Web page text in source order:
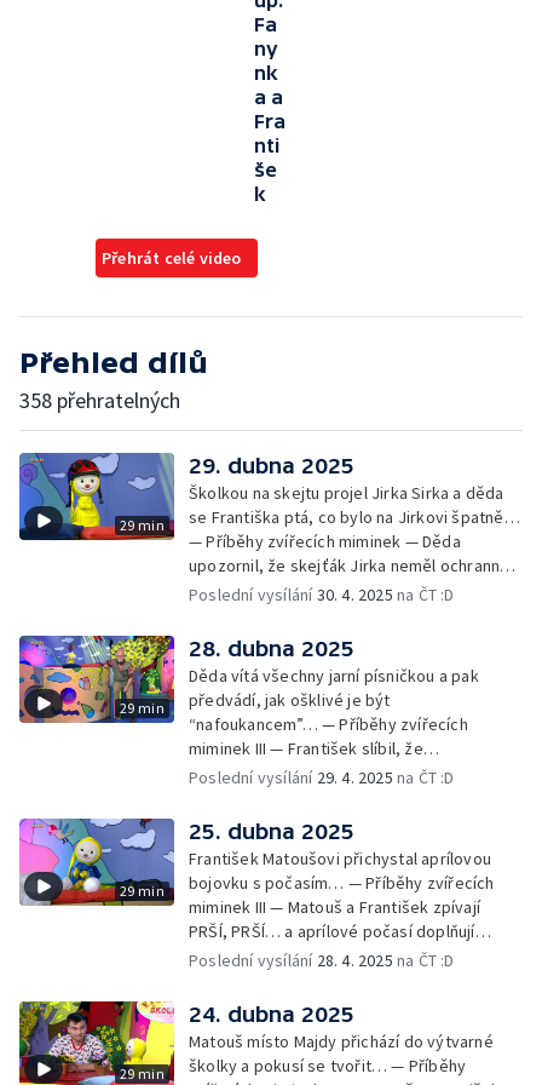
Fa
ny
nk
a a
Fra
nti
še
k
Přehrát celé video
Přehled dílů
358 přehratelných
29 min
29. dubna 2025
Školkou na skejtu projel Jirka Sirka a děda
se Františka ptá, co bylo na Jirkovi špatně…
— Příběhy zvířecích miminek — Děda
upozornil, že skejťák Jirka neměl ochranné
pomůcky: helmu a chrániče pro
Obrázky a rozloučení
Poslední vysílání30. 4. 2025 na ČT :D
29 min
28. dubna 2025
Děda vítá všechny jarní písničkou a pak
předvádí, jak ošklivé je být
“nafoukancem”… — Příběhy zvířecích
miminek III — František slíbil, že
nafoukancem nikdy nebude a děda mu písní
Cvoček astronautem — Obrázky a
rozloučení
Poslední vysílání 29. 4. 2025 na ČT :D
29 min
25. dubna 2025
František Matoušovi přichystal aprílovou
bojovku s počasím… — Příběhy zvířecích
miminek III — Matouš a František zpívají
PRŠÍ, PRŠÍ… a aprílové počasí doplňují
deštěm… — Cvoček astronautem —
Poslední vysílání 28. 4. 2025 na ČT :D
29 min
24. dubna 2025
Matouš místo Majdy přichází do výtvarné
školky a pokusí se tvořit… — Příběhy